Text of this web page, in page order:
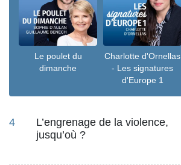
Le poulet du
dimanche
Charlotte d'Ornellas
- Les signatures
d'Europe 1
4
L’engrenage de la violence,
jusqu’où ?